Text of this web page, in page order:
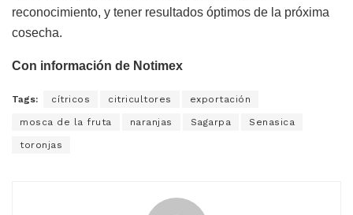
reconocimiento, y tener resultados óptimos de la próxima
cosecha.
Con información de Notimex
Tags: cítricos citricultores exportación
mosca de la fruta naranjas Sagarpa Senasica
toronjas